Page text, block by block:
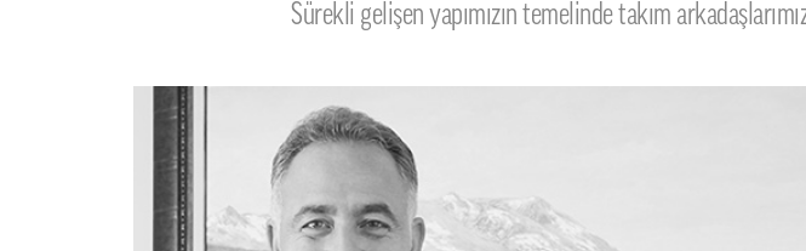
Sürekli gelişen yapımızın temelinde takım